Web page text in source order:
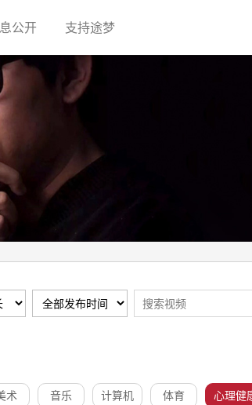
公开(current)支持途梦(current)
术 音乐 计算机 体育 心理健